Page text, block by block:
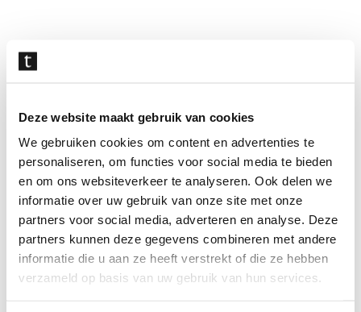
Deze website maakt gebruik van cookies
We gebruiken cookies om content en advertenties te
personaliseren, om functies voor social media te bieden
en om ons websiteverkeer te analyseren. Ook delen we
informatie over uw gebruik van onze site met onze
partners voor social media, adverteren en analyse. Deze
partners kunnen deze gegevens combineren met andere
informatie die u aan ze heeft verstrekt of die ze hebben
verzameld op basis van uw gebruik van hun services.
overslaan